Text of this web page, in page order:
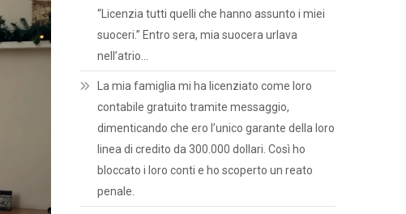
“Licenzia tutti quelli che hanno assunto i miei
suoceri.” Entro sera, mia suocera urlava
nell’atrio…
La mia famiglia mi ha licenziato come loro
contabile gratuito tramite messaggio,
dimenticando che ero l’unico garante della loro
linea di credito da 300.000 dollari. Così ho
bloccato i loro conti e ho scoperto un reato
penale.